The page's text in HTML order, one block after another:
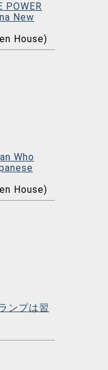
POWER
New
House)
Who
House)
ンプは習